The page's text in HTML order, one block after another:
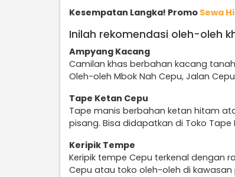
Kesempatan Langka! Promo Sewa
Inilah rekomendasi oleh-oleh
Ampyang Kacang
Camilan khas berbahan kacang
Oleh-oleh Mbok Nah Cepu, Jalan
Tape Ketan Cepu
Tape manis berbahan ketan hitam
pisang. Bisa didapatkan di Toko Tape
Keripik Tempe
Keripik tempe Cepu terkenal dengan
Cepu atau toko oleh-oleh di kawasan